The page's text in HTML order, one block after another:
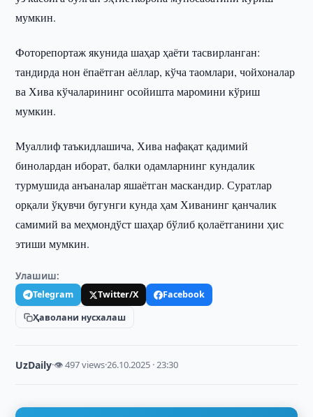
мумкин.
Фоторепортаж якунида шаҳар ҳаёти тасвирланган:
тандирда нон ёпаётган аёллар, кўча таомлари, чойхоналар
ва Хива кўчаларининг осойишта маромини кўриш
мумкин.
Муаллиф таъкидлашича, Хива нафақат қадимий
бинолардан иборат, балки одамларнинг кундалик
турмушида анъаналар яшаётган маскандир. Суратлар
орқали ўқувчи бугунги кунда ҳам Хиванинг қанчалик
самимий ва меҳмондўст шаҳар бўлиб қолаётганини ҳис
этиши мумкин.
Улашиш:
Telegram Twitter/X
Facebook
Ҳаволани нусхалаш
UzDaily·👁 497 views·26.10.2025 · 23:30